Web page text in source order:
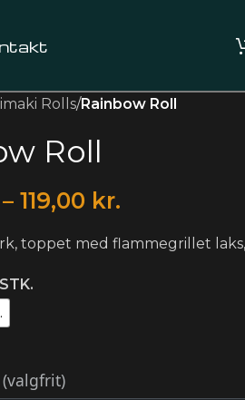
Rolls/Rainbow Roll
Roll
– 119,00 kr.
toppet med flammegrillet